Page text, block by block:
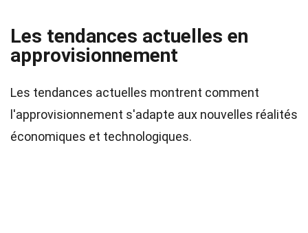
Les tendances actuelles en
approvisionnement
Les tendances actuelles montrent comment
l'approvisionnement s'adapte aux nouvelles réalités
économiques et technologiques.